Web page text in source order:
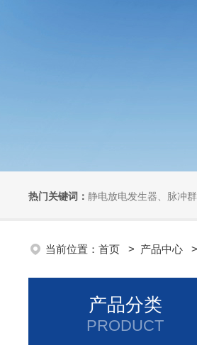
热门关键词： 静电放电发生器、脉冲群发生器、
当前位置： 首页 > 产品中心 >
产品分类
PRODUCT